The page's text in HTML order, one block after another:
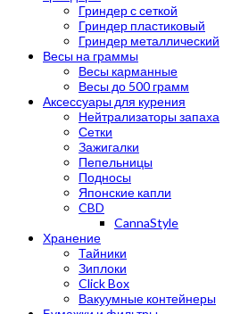
Гриндер с сеткой
Гриндер пластиковый
Гриндер металлический
Весы на граммы
Весы карманные
Весы до 500 грамм
Аксессуары для курения
Нейтрализаторы запаха
Сетки
Зажигалки
Пепельницы
Подносы
Японские капли
CBD
CannaStyle
Хранение
Тайники
Зиплоки
Click Box
Вакуумные контейнеры